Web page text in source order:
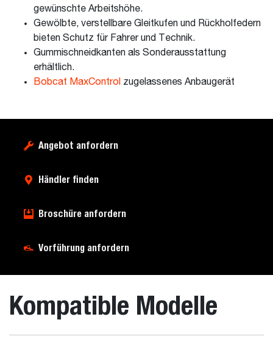
gewünschte Arbeitshöhe.
Gewölbte, verstellbare Gleitkufen und Rückholfedern
bieten Schutz für Fahrer und Technik.
Gummischneidkanten als Sonderausstattung
erhältlich.
Bobcat MaxControl zugelassenes Anbaugerät
Angebot anfordern
Händler finden
Broschüre anfordern
Vorführung anfordern
Kompatible Modelle